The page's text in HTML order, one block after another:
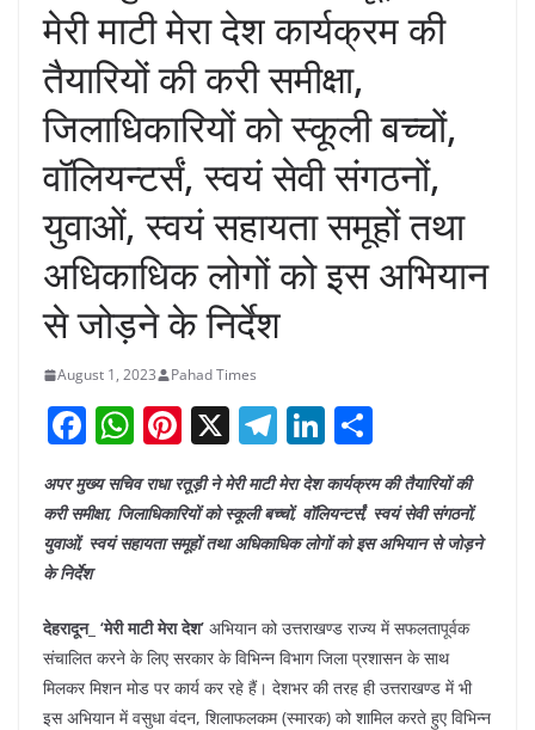
मेरी माटी मेरा देश कार्यक्रम की
तैयारियों की करी समीक्षा,
जिलाधिकारियों को स्कूली बच्चों,
वॉलियन्टर्सं, स्वयं सेवी संगठनों,
युवाओं, स्वयं सहायता समूहों तथा
अधिकाधिक लोगों को इस अभियान
से जोड़ने के निर्देश
August 1, 2023 Pahad Times
F
c
e
b
o
o
k
W
at
s
p
p
Pi
nt
er
e
X T
el
e
gr
m
Li
k
e
n
h
ar
e
अपर मुख्य सचिव राधा रतूड़ी ने मेरी माटी मेरा देश कार्यक्रम की तैयारियों की
करी समीक्षा, जिलाधिकारियों को स्कूली बच्चों, वॉलियन्टर्सं, स्वयं सेवी संगठनों,
युवाओं, स्वयं सहायता समूहों तथा अधिकाधिक लोगों को इस अभियान से जोड़ने
के निर्देश
देहरादून_ ‘मेरी माटी मेरा देश’ अभियान को उत्तराखण्ड राज्य में सफलतापूर्वक
संचालित करने के लिए सरकार के विभिन्न विभाग जिला प्रशासन के साथ
मिलकर मिशन मोड पर कार्य कर रहे हैं। देशभर की तरह ही उत्तराखण्ड में भी
इस अभियान में वसुधा वंदन, शिलाफलकम (स्मारक) को शामिल करते हुए विभिन्न